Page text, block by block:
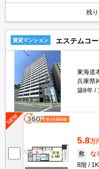
残
賃貸マンション エステムコ
東海道
兵庫県
築8年
5.8万
敷
な
8階
1K